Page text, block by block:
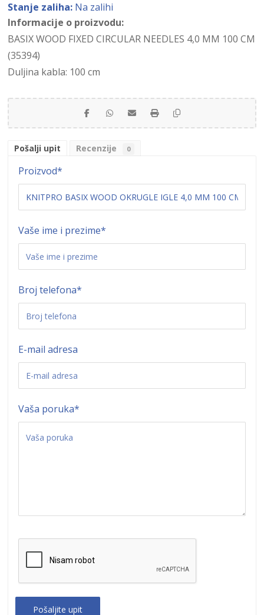
Stanje zaliha: Na zalihi
Informacije o proizvodu:
BASIX WOOD FIXED CIRCULAR NEEDLES 4,0 MM 100 CM
(35394)
Duljina kabla: 100 cm
Pošalji upit Recenzije 0
Proizvod*
Vaše ime i prezime*
Broj telefona*
E-mail adresa
Vaša poruka*